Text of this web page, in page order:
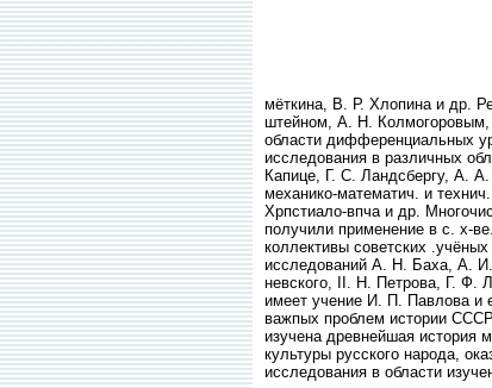
мёткина, В. Р. Хлопина и др.
штейном, А. Н.
области дифференциальных
исследования в различных
Капице, Г. С. Ландсбергу, А.
механико-математич. и
Хрпстиало-впча и др.
получили применение в с. х-
коллективы советских
исследований А. Н. Баха, А.
невского, II. Н. Петрова, Г. Ф.
имеет учение И. П. Павлова и
важпых проблем истории
изучена древнейшая история
культуры русского народа,
исследования в области